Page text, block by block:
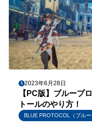
2023年6月28日
【PC版】ブルー
トールのやり方！
BLUE PROTOCOL（ブルー